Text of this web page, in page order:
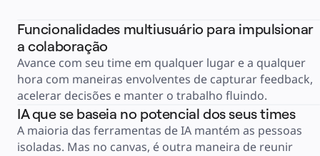
Engenharia
Liderança de produto e operações
Operações
Marketing
TI
Sistema operacional de produto
Transformação com IA
Transformação dos modos de trabalho
Experiência digital do funcionário
Design de experiência do cliente e serviço
Transformação de nuvem e software
Recursos
Aprendizagem
Funcionalidades multiusuário para impulsionar
a colaboração
Avance com seu time em qualquer lugar e a qualquer
hora com maneiras envolventes de capturar feedback,
acelerar decisões e manter o trabalho fluindo.
IA que se baseia no potencial dos seus times
A maioria das ferramentas de IA mantém as pessoas
isoladas. Mas no canvas, é outra maneira de reunir